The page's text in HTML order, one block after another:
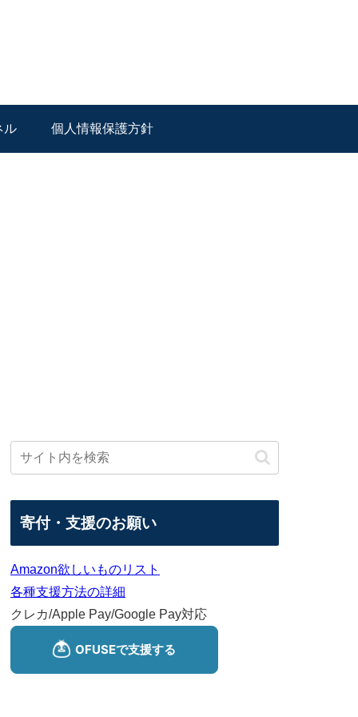
ル 個人情報保護方針
寄付・支援のお願い
Amazon欲しいものリスト
各種支援方法の詳細
クレカ/Apple Pay/Google Pay対応